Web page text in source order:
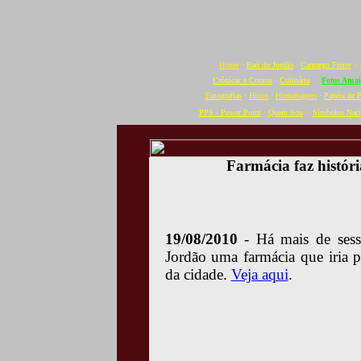
Home · Baú do Jordão · Camargo Freire ·
Crônicas e Contos · Culinária · Fotos
Fotografias · Hinos · Homenagens · Papéis de
PPS - Power Point· Quem Sou· Símbolos
Farmácia faz
19/08/2010- Há mais de
Jordão uma farmácia que iria
da cidade. Veja aqui.